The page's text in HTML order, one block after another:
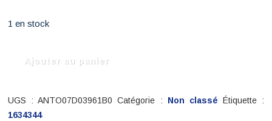
1 en stock
Ajouter au panier
UGS :ANTO07D03961B0 Catégorie : Non classé Étiquette :
1634344